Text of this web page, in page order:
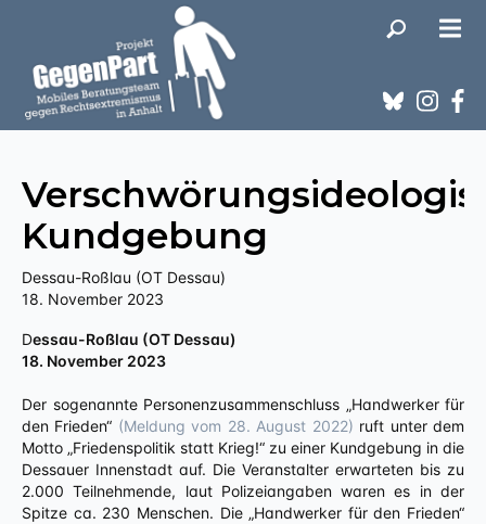
Kundgebung
Dessau-Roßlau (OT Dessau)
18. November 2023
Dessau-Roßlau (OT Dessau)
18. November 2023
Der sogenannte Personenzusammenschluss „Handwerker für
den Frieden“ (Meldung vom 28. August 2022) ruft unter dem
Motto „Friedenspolitik statt Krieg!“ zu einer Kundgebung in die
Dessauer Innenstadt auf. Die Veranstalter erwarteten bis zu
2.000 Teilnehmende, laut Polizeiangaben waren es in der
Spitze ca. 230 Menschen. Die „Handwerker für den Frieden“